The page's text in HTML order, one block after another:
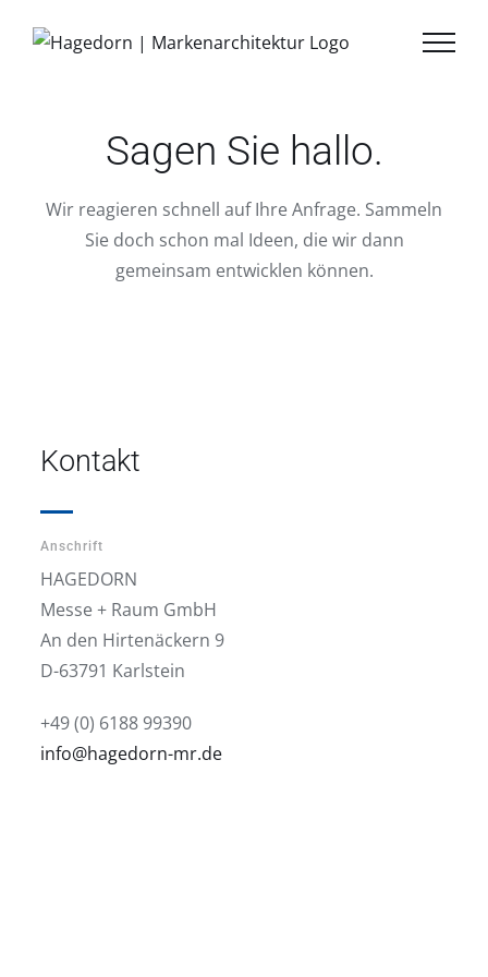
Inhalt
Sagen Sie hallo.
Wir reagieren schnell auf Ihre Anfrage. Sammeln
Sie doch schon mal Ideen, die wir dann
gemeinsam entwicklen können.
Kontakt
Anschrift
HAGEDORN
Messe + Raum GmbH
An den Hirtenäckern 9
D-63791 Karlstein
+49 (0) 6188 99390
info@hagedorn-mr.de